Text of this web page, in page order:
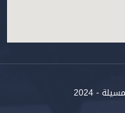
- 2024